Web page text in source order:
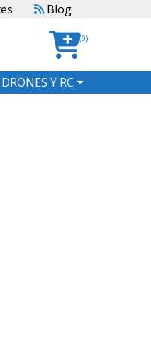
Blog
(0)
DRONES Y RC